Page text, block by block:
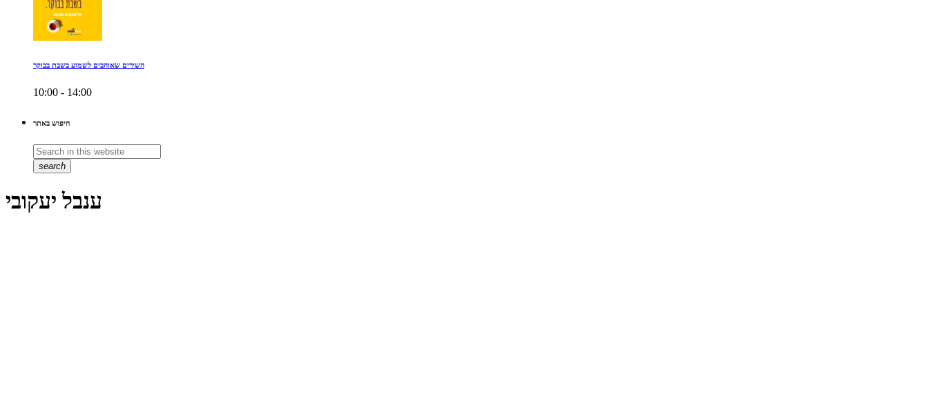
השירים שאוהבים לשמוע בשבת בבוקר
10:00 - 14:00
חיפוש באתר
search
ענבל יעקובי